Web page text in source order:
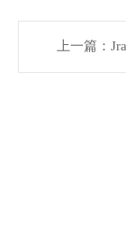
上一篇：